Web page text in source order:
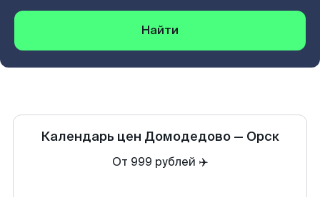
Найти
Календарь цен Домодедово — Орск
От 999 рублей ✈️